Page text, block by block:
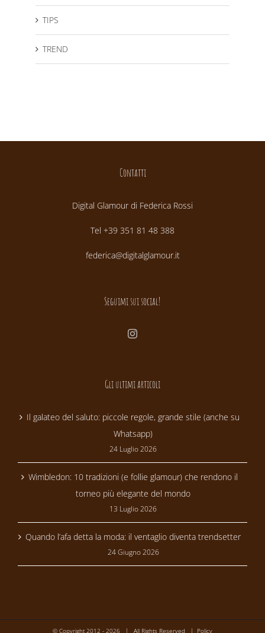
TIPS
TREND
Contatti
Digital Glamour di Federica Rossi
Tel +39 351 81 48 388
federica@digitalglamour.it
Seguimi sui social!
Gli ultimi articoli
Il galateo del saluto: piccole regole, grande stile (anche su
Whatsapp)
24 Luglio 2026
Wimbledon: 10 tradizioni (e follie glamour) che rendono il
torneo più elegante del mondo
13 Luglio 2026
Quando l’afa detta la moda: il ventaglio diventa trendsetter
24 Giugno 2026
© Copyright 2012 - 2026 | All Rights Reserved | Policy